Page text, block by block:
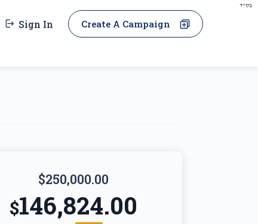
בס"ד
Sign In Create A Campaign
$250,000.00
$146,824.00